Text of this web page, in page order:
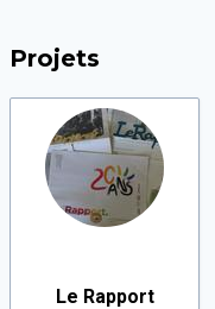
Projets
Le Rapport